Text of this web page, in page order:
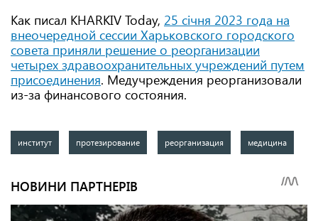
Как писал KHARKIV Today, 25 січня 2023 года на
внеочередной сессии Харьковского городского
совета приняли решение о реорганизации
четырех здравоохранительных учреждений путем
присоединения. Медучреждения реорганизовали
из-за финансового состояния.
институт протезирование реорганизация медицина